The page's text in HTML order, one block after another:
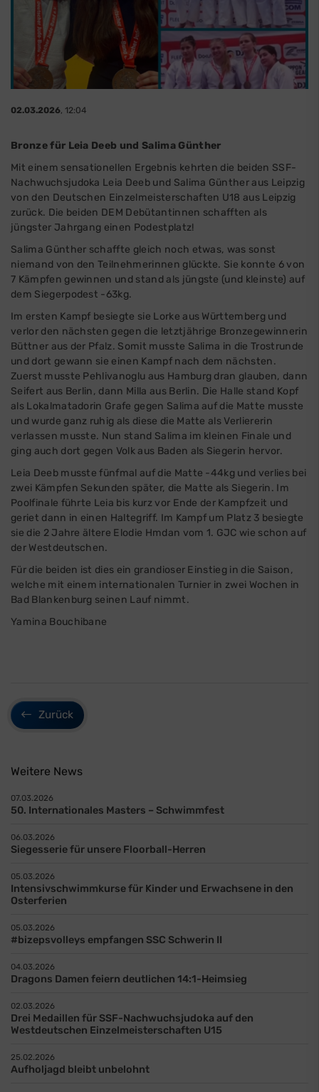
02.03.2026, 12:04
Bronze für Leia Deeb und Salima Günther
Mit einem sensationellen Ergebnis kehrten die beiden SSF-
Nachwuchsjudoka Leia Deeb und Salima Günther aus Leipzig
von den Deutschen Einzelmeisterschaften U18 aus Leipzig
zurück. Die beiden DEM Debütantinnen schafften als
jüngster Jahrgang einen Podestplatz!
Salima Günther schaffte gleich noch etwas, was sonst
niemand von den Teilnehmerinnen glückte. Sie konnte 6 von
7 Kämpfen gewinnen und stand als jüngste (und kleinste) auf
dem Siegerpodest -63kg.
Im ersten Kampf besiegte sie Lorke aus Württemberg und
verlor den nächsten gegen die letztjährige Bronzegewinnerin
Büttner aus der Pfalz. Somit musste Salima in die Trostrunde
und dort gewann sie einen Kampf nach dem nächsten.
Zuerst musste Pehlivanoglu aus Hamburg dran glauben, dann
Seifert aus Berlin, dann Milla aus Berlin. Die Halle stand Kopf
als Lokalmatadorin Grafe gegen Salima auf die Matte musste
und wurde ganz ruhig als diese die Matte als Verliererin
verlassen musste. Nun stand Salima im kleinen Finale und
ging auch dort gegen Volk aus Baden als Siegerin hervor.
Leia Deeb musste fünfmal auf die Matte -44kg und verlies bei
zwei Kämpfen Sekunden später, die Matte als Siegerin. Im
Poolfinale führte Leia bis kurz vor Ende der Kampfzeit und
geriet dann in einen Haltegriff. Im Kampf um Platz 3 besiegte
sie die 2 Jahre ältere Elodie Hmdan vom 1. GJC wie schon auf
der Westdeutschen.
Für die beiden ist dies ein grandioser Einstieg in die Saison,
welche mit einem internationalen Turnier in zwei Wochen in
Bad Blankenburg seinen Lauf nimmt.
Yamina Bouchibane
Zurück
Weitere News
07.03.2026
50. Internationales Masters – Schwimmfest
06.03.2026
Siegesserie für unsere Floorball-Herren
05.03.2026
Intensivschwimmkurse für Kinder und Erwachsene in den
Osterferien
05.03.2026
#bizepsvolleys empfangen SSC Schwerin II
04.03.2026
Dragons Damen feiern deutlichen 14:1-Heimsieg
02.03.2026
Drei Medaillen für SSF-Nachwuchsjudoka auf den
Westdeutschen Einzelmeisterschaften U15
25.02.2026
Aufholjagd bleibt unbelohnt